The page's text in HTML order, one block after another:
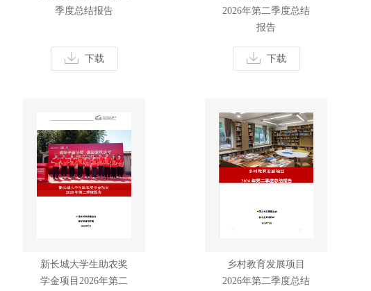
季度总结报告
下载
2026年第二季度总结
报告
下载
新长城大学生助农奖
学金项目2026年第二
乡村教育发展项目
2026年第二季度总结